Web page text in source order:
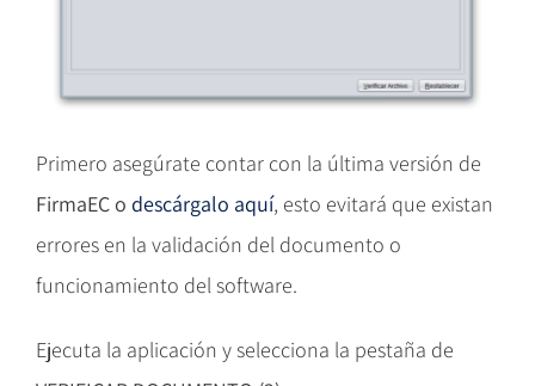
Primero asegúrate contar con la última versión de
FirmaEC o descárgalo aquí, esto evitará que existan
errores en la validación del documento o
funcionamiento del software.
Ejecuta la aplicación y selecciona la pestaña de